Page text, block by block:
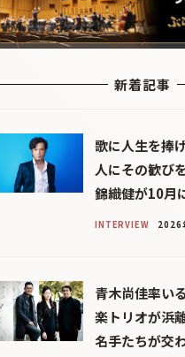
新着記事
歌に人生を捧
人にその歓び
錦織健が10月
INTERVIEW 2026
青木尚佳率い
楽トリオが浜
名手たちが交